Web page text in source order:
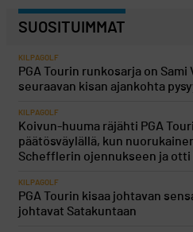
SUOSITUIMMAT
KILPAGOLF
PGA Tourin runkosarja on
seuraavan kisan ajankohta
KILPAGOLF
Koivun-huuma räjähti PGA
päätösväylällä, kun
Schefflerin ojennukseen ja otti
KILPAGOLF
PGA Tourin kisaa johtavan
johtavat Satakuntaan